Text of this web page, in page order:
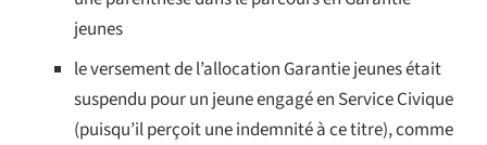
jeunes
le versement de l’allocation Garantie jeunes était
suspendu pour un jeune engagé en Service Civique
(puisqu’il perçoit une indemnité à ce titre), comme